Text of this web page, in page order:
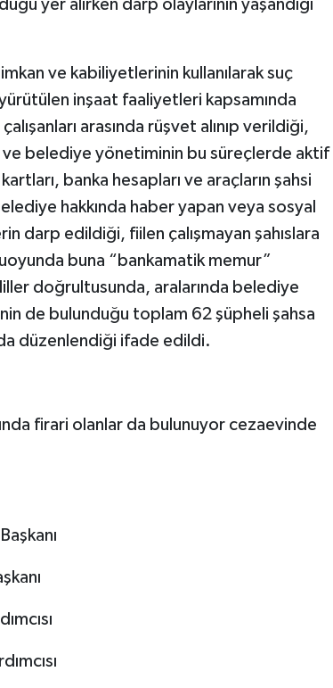
yer alırken darp olaylarının yaşandığı
ve kabiliyetlerinin kullanılarak suç
inşaat faaliyetleri kapsamında
arasında rüşvet alınıp verildiği,
ve belediye yönetiminin bu süreçlerde aktif
banka hesapları ve araçların şahsi
hakkında haber yapan veya sosyal
darp edildiği, fiilen çalışmayan şahıslara
buna “bankamatik memur”
doğrultusunda, aralarında belediye
de bulunduğu toplam 62 şüpheli şahsa
düzenlendiği ifade edildi.
firari olanlar da bulunuyor cezaevinde